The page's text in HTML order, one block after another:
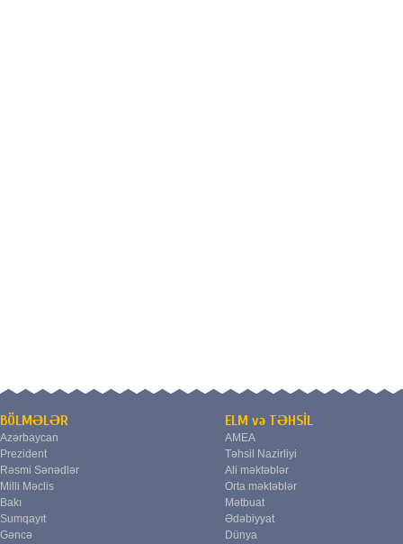
BÖLMƏLƏR
Azərbaycan
Prezident
Rəsmi Sənədlər
Milli Məclis
Bakı
Sumqayıt
Gəncə
ELM və TƏHSİL
AMEA
Təhsil Nazirliyi
Ali məktəblər
Orta məktəblər
Mətbuat
Ədəbiyyat
Dünya